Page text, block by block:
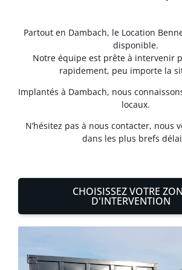
Partout en Dambach, le Location
disponible.
Notre équipe est prête à intervenir
rapidement, peu importe la
Implantés à Dambach, nous
locaux.
N’hésitez pas à nous contacter, nous
dans les plus brefs
CHOISISSEZ VOTRE
D'INTERVENTION